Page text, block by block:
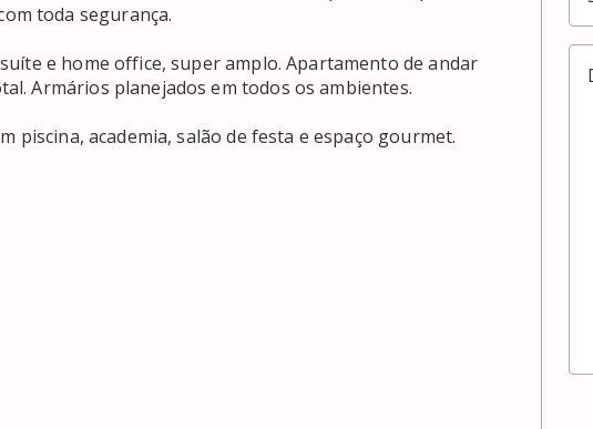
toda segurança.
Armários planejados em todos os ambientes.